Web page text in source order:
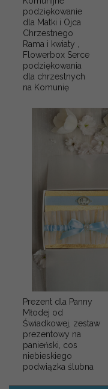
podziękowanie
dla Matki i Ojca
Chrzestnego
Rama i kwiaty ,
Flowerbox Serce
podziękowania
dla chrzestnych
na Komunię
Prezent dla Panny
Młodej od
Świadkowej, zestaw
prezentowy na
panieński, cos
niebieskiego
podwiązka ślubna